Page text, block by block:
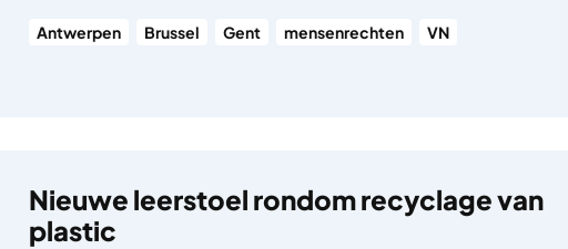
Antwerpen Brussel Gent mensenrechten VN
Nieuwe leerstoel rondom recyclage van
plastic